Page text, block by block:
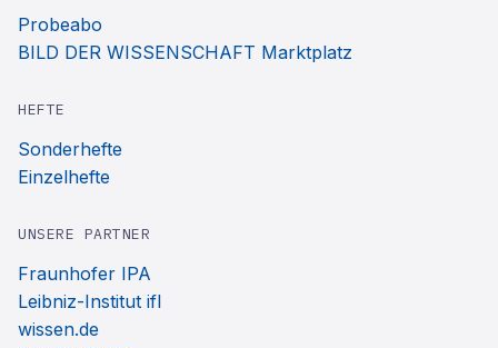
Probeabo
BILD DER WISSENSCHAFT Marktplatz
HEFTE
Sonderhefte
Einzelhefte
UNSERE PARTNER
Fraunhofer IPA
Leibniz-Institut ifl
wissen.de